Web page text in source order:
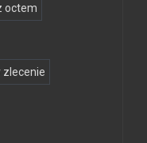
octem
zlecenie